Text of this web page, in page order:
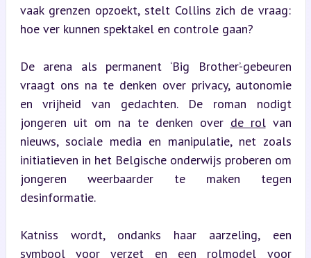
vaak grenzen opzoekt, stelt Collins zich de vraag:
hoe ver kunnen spektakel en controle gaan?
De arena als permanent ‘Big Brother’-gebeuren
vraagt ons na te denken over privacy, autonomie
en vrijheid van gedachten. De roman nodigt
jongeren uit om na te denken over de rol van
nieuws, sociale media en manipulatie, net zoals
initiatieven in het Belgische onderwijs proberen om
jongeren weerbaarder te maken tegen
desinformatie.
Katniss wordt, ondanks haar aarzeling, een
symbool voor verzet en een rolmodel voor